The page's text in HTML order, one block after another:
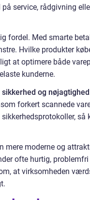
service, rådgivning
fordel. Med smarte
Hvilke produkter
at optimere både
kunderne.
sikkerhed og nøjagtighed
forkert scannede
mere moderne og
ofte hurtig,
at virksomheden